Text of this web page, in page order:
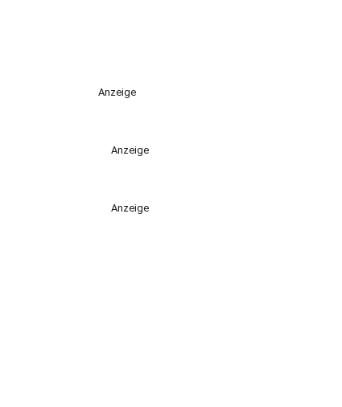
Anzeige
Anzeige
Anzeige